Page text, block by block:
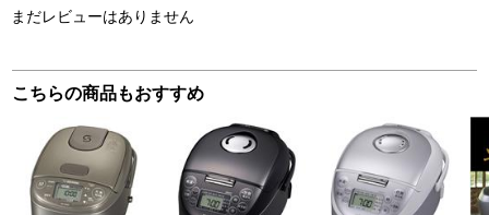
まだレビューはありません
こちらの商品もおすすめ